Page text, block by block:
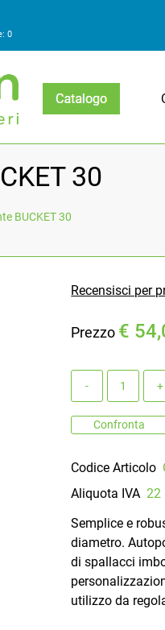
: 0
30
BUCKET 30
Recensisci per
Prezzo €
Confronta
Codice Articolo
Aliquota IVA 22
Semplice e
diametro.
di spallacci
utilizzo da